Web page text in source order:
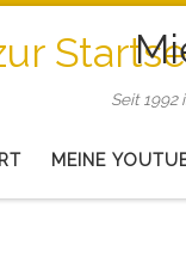
Seit 1992
MEINE